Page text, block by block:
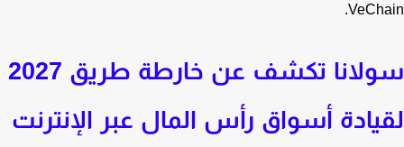
سولانا تكشف عن خارطة طريق 2027
أسواق رأس المال عبر الإنترنت